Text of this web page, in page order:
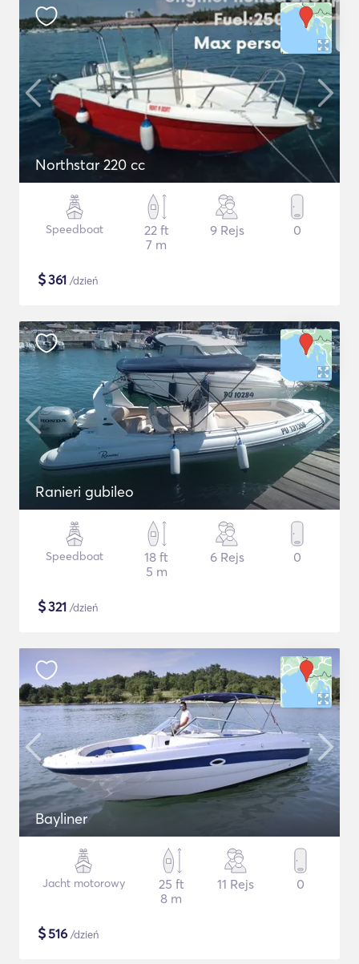
Northstar 220 cc
Speedboat
22 ft
7 m
9 Rejs 0
$361 /dzień
Ranieri gubileo
Speedboat
18 ft
5 m
6 Rejs 0
$321 /dzień
Bayliner
Jacht motorowy
25 ft
8 m
11 Rejs 0
$516 /dzień